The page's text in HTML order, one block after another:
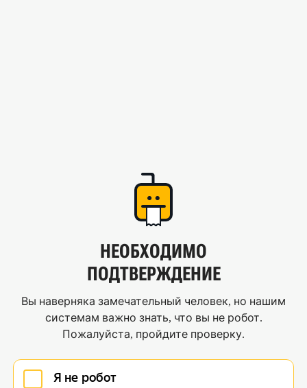
НЕОБХОДИМО
ПОДТВЕРЖДЕНИЕ
Вы наверняка замечательный человек, но нашим
системам важно знать, что вы не робот.
Пожалуйста, пройдите проверку.